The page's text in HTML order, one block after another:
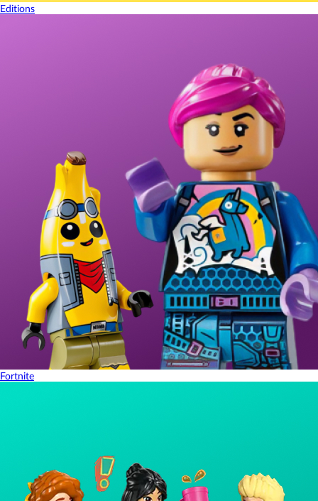
Editions
Fortnite